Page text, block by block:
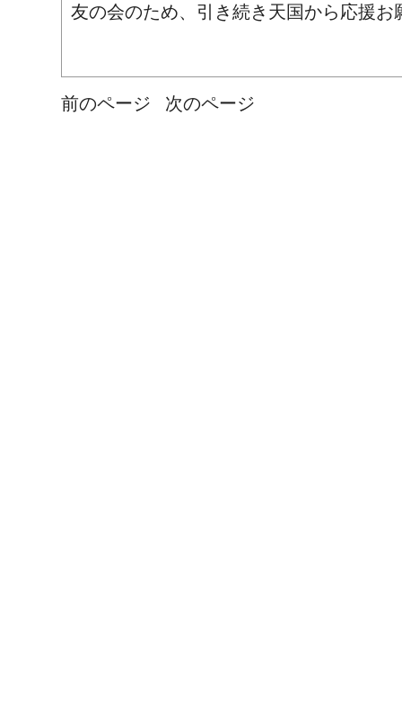
友の会のため、引き続き天国から応援お
前のページ 次のページ